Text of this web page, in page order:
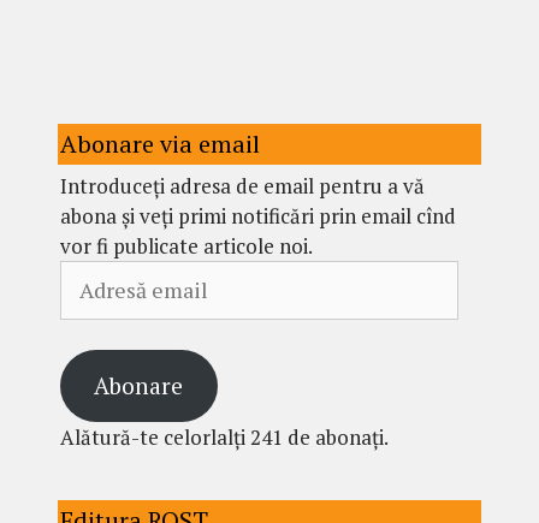
Abonare via email
Introduceți adresa de email pentru a vă
abona și veți primi notificări prin email cînd
vor fi publicate articole noi.
email
Abonare
Alătură-te celorlalți 241 de abonați.